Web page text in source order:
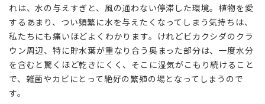
優し
さの
落と
2.1
愛情
れは、水の与えすぎと、風の通わない停滞した環境。植物を愛
するあまり、つい頻繁に水を与えたくなってしまう気持ちは、
私たちにも痛いほどよくわかります。けれどビカクシダのクラ
ウン周辺、特に貯水葉が重なり合う奥まった部分は、一度水分
を含むと驚くほど乾きにくく、そこに湿気がこもり続けること
で、雑菌やカビにとって絶好の繁殖の場となってしまうので
す。